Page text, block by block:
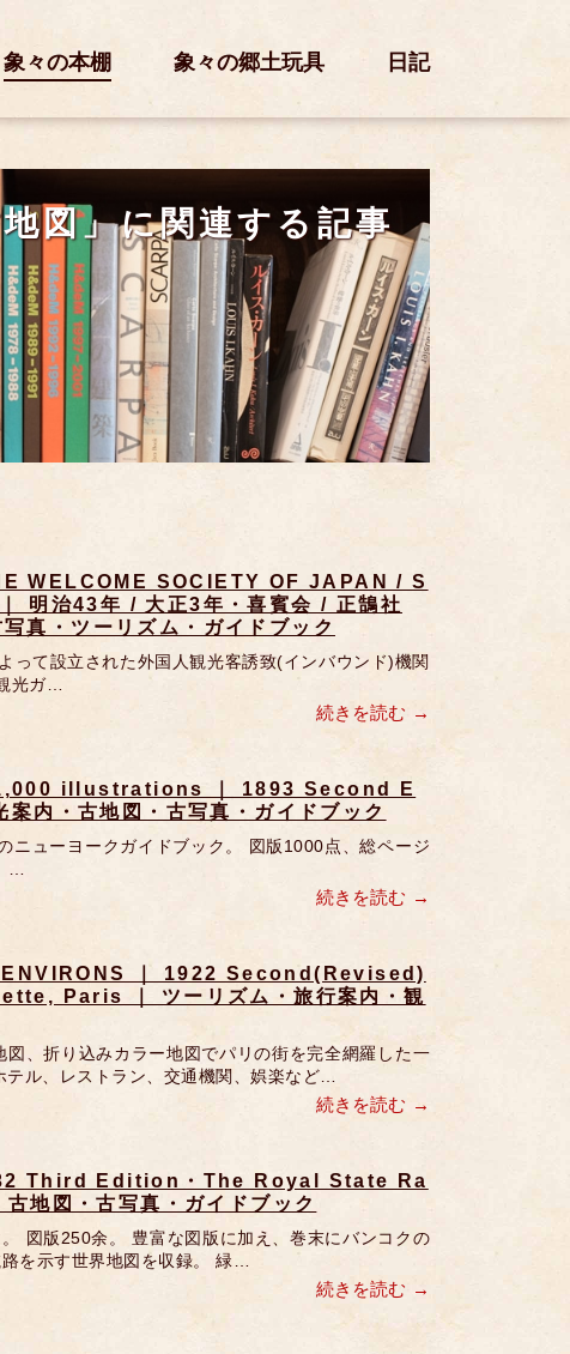
象々の本棚 象々の郷土玩具 日記
地図」に関連する記事
WELCOME SOCIETY OF JAPAN / S
明治43年 / 大正3年・喜賓会 / 正鵠社
真・ツーリズム・ガイドブック
て設立された外国人観光客誘致(インバウンド)機関
光ガ…
続きを読む
illustrations ｜ 1893 Second E
内・古地図・古写真・ガイドブック
ニューヨークガイドブック。 図版1000点、総ページ
…
続きを読む
｜ 1922 Second(Revised)
Paris ｜ ツーリズム・旅行案内・観
、折り込みカラー地図でパリの街を完全網羅した一
テル、レストラン、交通機関、娯楽など…
続きを読む
Third Edition・The Royal State Ra
地図・古写真・ガイドブック
図版250余。 豊富な図版に加え、巻末にバンコクの
を示す世界地図を収録。 緑…
続きを読む